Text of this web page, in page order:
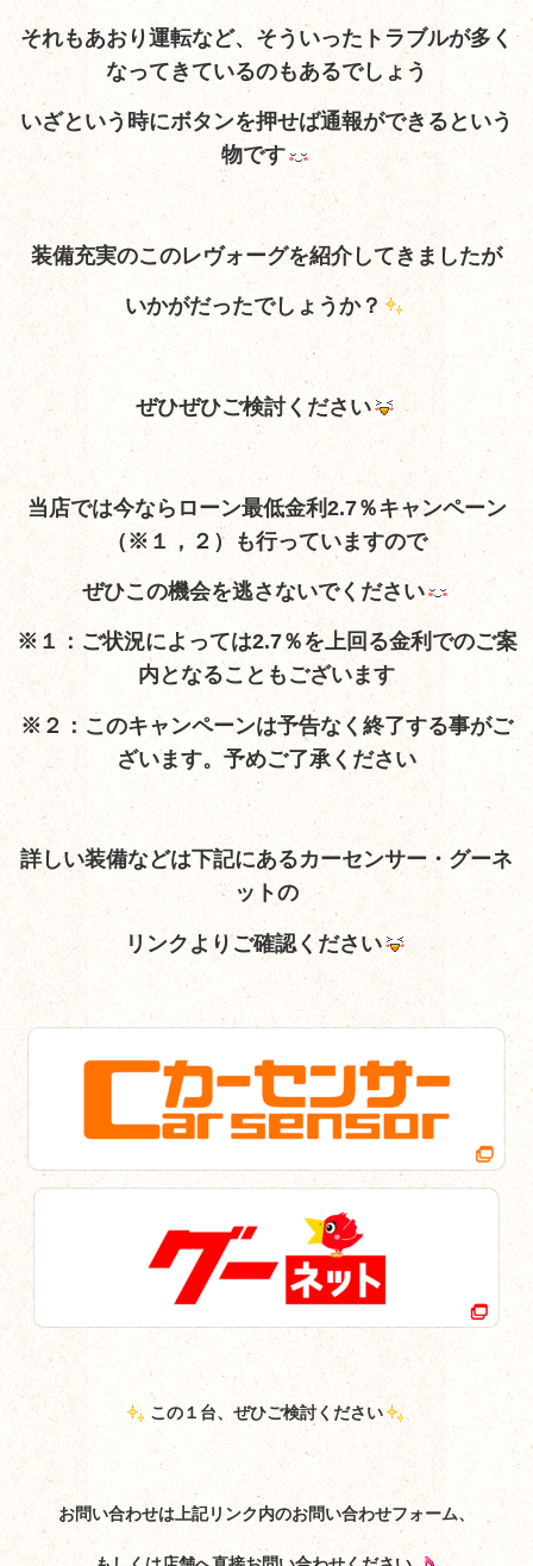
それもあおり運転など、そういったトラブルが多く
なってきているのもあるでしょう
いざという時にボタンを押せば通報ができるという
物です
装備充実のこのレヴォーグを紹介してきましたが
いかがだったでしょうか？
ぜひぜひご検討ください
当店では今ならローン最低金利2.7％キャンペーン
（※１，２）も行っていますので
ぜひこの機会を逃さないでください
※１：ご状況によっては2.7％を上回る金利でのご案
内となることもございます
※２：このキャンペーンは予告なく終了する事がご
ざいます。予めご了承ください
詳しい装備などは下記にあるカーセンサー・グーネ
ットの
リンクよりご確認ください
この１台、ぜひご検討ください
お問い合わせは上記リンク内のお問い合わせフォーム、